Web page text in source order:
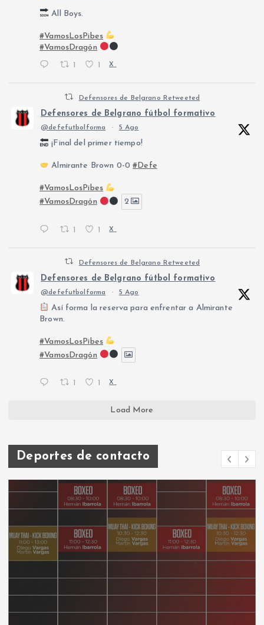
All Boys.
#VamosLosPibes
#VamosDragón
X
Defensores de Belgrano Retweeted
Defensores de Belgrano fútbol formativo
@defefutbolforma · 5 Ago
¡Final del primer tiempo!
Almirante Brown 0-0#Defe
#VamosLosPibes
#VamosDragón
2
1 1 X
Defensores de Belgrano Retweeted
Defensores de Belgrano fútbol formativo
@defefutbolforma · 5 Ago
Así forma la reserva para enfrentar a Almirante
Brown.
#VamosLosPibes
#VamosDragón
X
Load More
Deportes de contacto